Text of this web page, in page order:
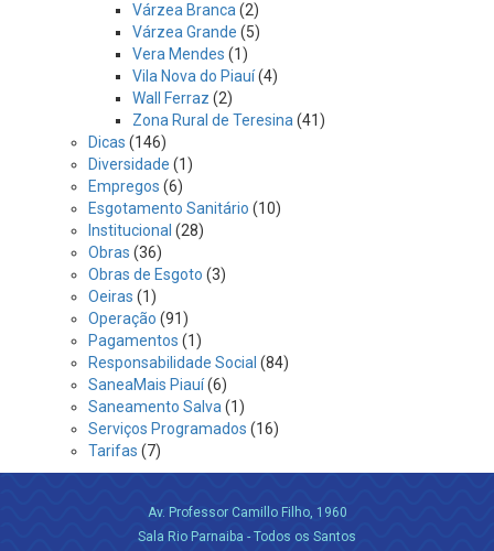
Várzea Branca (2)
Várzea Grande (5)
Vera Mendes (1)
Vila Nova do Piauí(4)
Wall Ferraz (2)
Zona Rural de Teresina (41)
Dicas (146)
Diversidade (1)
Empregos (6)
Esgotamento Sanitário (10)
Institucional (28)
Obras (36)
Obras de Esgoto (3)
Oeiras (1)
Operação (91)
Pagamentos (1)
Responsabilidade Social (84)
SaneaMais Piauí(6)
Saneamento Salva (1)
Serviços Programados (16)
Tarifas (7)
Av. Professor Camillo Filho, 1960
Sala Rio Parnaiba - Todos os Santos